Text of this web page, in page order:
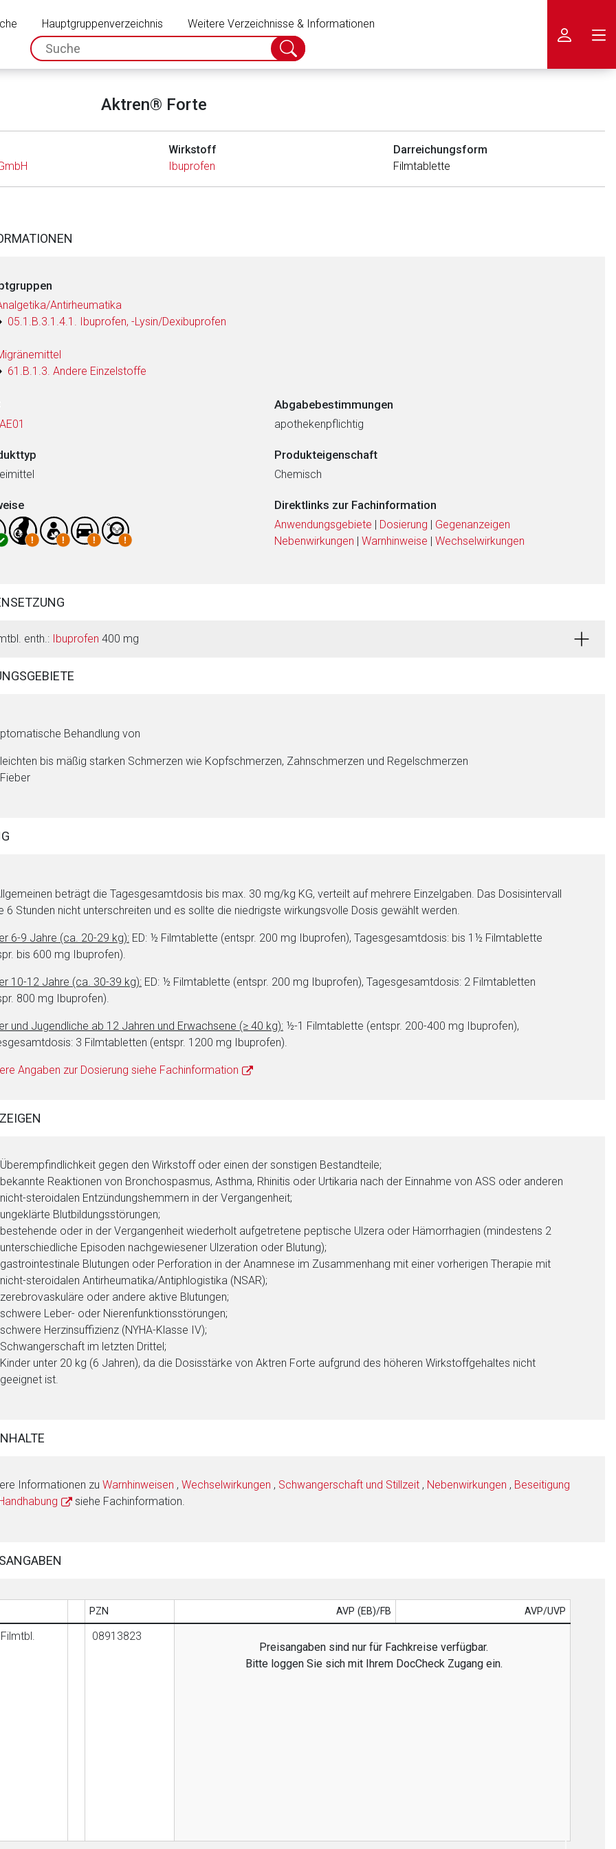
Hauptgruppenverzeichnis
Weitere Verzeichnisse & Informationen
spc.search.input.placeholder
Suche
abschicken
Aktren® Forte
Wirkstoff
Ibuprofen
Darreichungsform
Filmtablette
Antirheumatika
05.1.B.3.1.4.1. Ibuprofen, -Lysin/Dexibuprofen
61.B.1.3. Andere Einzelstoffe
Abgabebestimmungen
apothekenpflichtig
Produkteigenschaft
Chemisch
Direktlinks zur Fachinformation
Anwendungsgebiete | Dosierung | Gegenanzeigen
Nebenwirkungen | Warnhinweise | Wechselwirkungen
enth.: Ibuprofen 400 mg
Behandlung von
leichten bis mäßig starken Schmerzen wie Kopfschmerzen, Zahnschmerzen und Regelschmerzen
Fieber
beträgt die Tagesgesamtdosis bis max. 30 mg/kg KG, verteilt auf mehrere Einzelgaben. Das Dosisintervall
6 Stunden nicht unterschreiten und es sollte die niedrigste wirkungsvolle Dosis gewählt werden.
6-9 Jahre (ca. 20-29 kg): ED: ½ Filmtablette (entspr. 200 mg Ibuprofen), Tagesgesamtdosis: bis 1½ Filmtablette
bis 600 mg Ibuprofen).
10-12 Jahre (ca. 30-39 kg): ED: ½ Filmtablette (entspr. 200 mg Ibuprofen), Tagesgesamtdosis: 2 Filmtabletten
800 mg Ibuprofen).
und Jugendliche ab 12 Jahren und Erwachsene (≥ 40 kg): ½-1 Filmtablette (entspr. 200-400 mg Ibuprofen),
3 Filmtabletten (entspr. 1200 mg Ibuprofen).
Angaben zur Dosierung siehe Fachinformation
Überempfindlichkeit gegen den Wirkstoff oder einen der sonstigen Bestandteile;
bekannte Reaktionen von Bronchospasmus, Asthma, Rhinitis oder Urtikaria nach der Einnahme von ASS oder anderen
nicht-steroidalen Entzündungshemmern in der Vergangenheit;
ungeklärte Blutbildungsstörungen;
bestehende oder in der Vergangenheit wiederholt aufgetretene peptische Ulzera oder Hämorrhagien (mindestens 2
unterschiedliche Episoden nachgewiesener Ulzeration oder Blutung);
gastrointestinale Blutungen oder Perforation in der Anamnese im Zusammenhang mit einer vorherigen Therapie mit
nicht-steroidalen Antirheumatika/Antiphlogistika (NSAR);
zerebrovaskuläre oder andere aktive Blutungen;
schwere Leber- oder Nierenfunktionsstörungen;
schwere Herzinsuffizienz (NYHA-Klasse IV);
Schwangerschaft im letzten Drittel;
Kinder unter 20 kg (6 Jahren), da die Dosisstärke von Aktren Forte aufgrund des höheren Wirkstoffgehaltes nicht
geeignet ist.
Informationen zu Warnhinweisen , Wechselwirkungen , Schwangerschaft und Stillzeit , Nebenwirkungen , Beseitigung
siehe Fachinformation.
PZN AVP (EB)/FB AVP/UVP
08913823
Preisangaben sind nur für Fachkreise verfügbar.
Bitte loggen Sie sich mit Ihrem DocCheck Zugang ein.
Link öffnet eine externe Web-Seite. Für die Inhalte der externen Web-Seite ist deren
Ebenso gelten dort ggf. andere Datenschutzbestimmungen.
Zurück zur rote-liste.de Zur Seite